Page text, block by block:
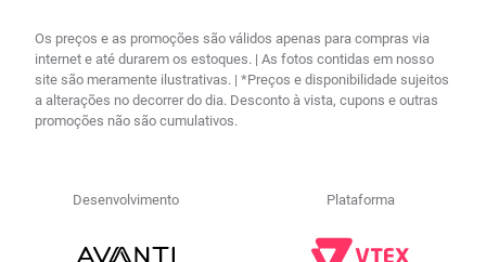
Os preços e as promoções são válidos apenas para compras via
internet e até durarem os estoques. | As fotos contidas em nosso
site são meramente ilustrativas. | *Preços e disponibilidade sujeitos
a alterações no decorrer do dia. Desconto à vista, cupons e outras
promoções não são cumulativos.
Desenvolvimento Plataforma